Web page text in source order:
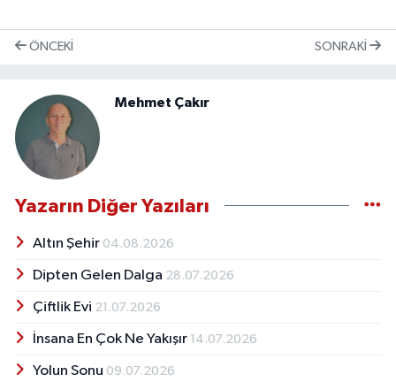
ÖNCEKI SONRAKI
Mehmet Çakır
Yazarın Diğer Yazıları
Altın Şehir 04.08.2026
Dipten Gelen Dalga 28.07.2026
Çiftlik Evi 21.07.2026
İnsana En Çok Ne Yakışır 14.07.2026
Yolun Sonu 09.07.2026